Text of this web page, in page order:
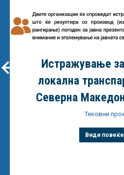
Истражување
локална
Северна
Тековни
Види повеќе